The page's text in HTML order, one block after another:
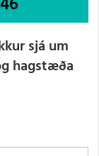
sjá um
hagstæða